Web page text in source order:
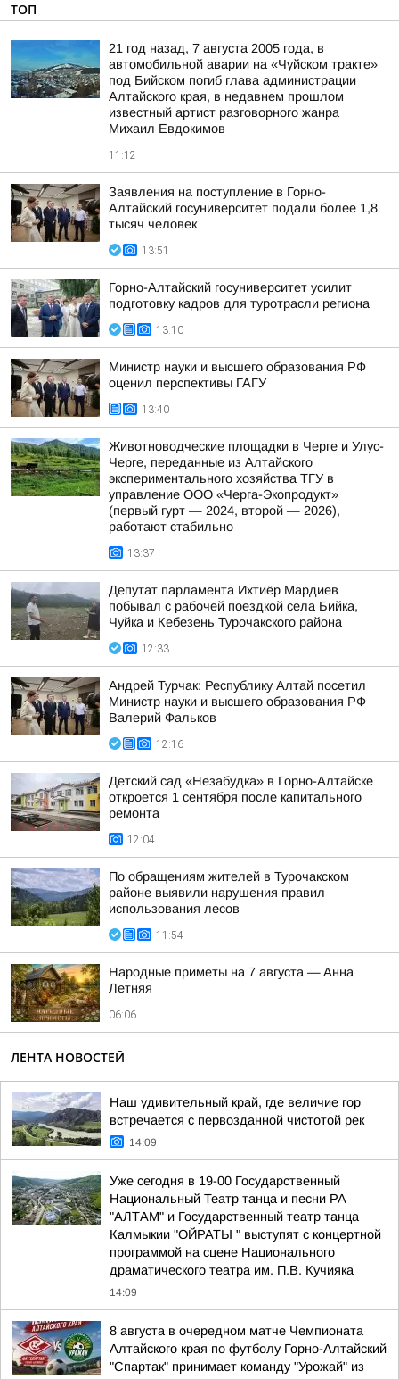
ТОП
21 год назад, 7 августа 2005 года, в
автомобильной аварии на «Чуйском тракте»
под Бийском погиб глава администрации
Алтайского края, в недавнем прошлом
известный артист разговорного жанра
Михаил Евдокимов
11:12
Заявления на поступление в Горно-
Алтайский госуниверситет подали более 1,8
тысяч человек
13:51
Горно-Алтайский госуниверситет усилит
подготовку кадров для туротрасли региона
13:10
Министр науки и высшего образования РФ
оценил перспективы ГАГУ
13:40
Животноводческие площадки в Черге и Улус-
Черге, переданные из Алтайского
экспериментального хозяйства ТГУ в
управление ООО «Черга-Экопродукт»
(первый гурт — 2024, второй — 2026),
работают стабильно
13:37
Депутат парламента Ихтиёр Мардиев
побывал с рабочей поездкой села Бийка,
Чуйка и Кебезень Турочакского района
12:33
Андрей Турчак: Республику Алтай посетил
Министр науки и высшего образования РФ
Валерий Фальков
12:16
Детский сад «Незабудка» в Горно-Алтайске
откроется 1 сентября после капитального
ремонта
12:04
По обращениям жителей в Турочакском
районе выявили нарушения правил
использования лесов
11:54
Hapoдныe пpимeты нa 7 aвгуcтa — Aннa
Лeтняя
06:06
ЛЕНТА НОВОСТЕЙ
Наш удивительный край, где величие гор
встречается с первозданной чистотой рек
14:09
Уже сегодня в 19-00 Государственный
Национальный Театр танца и песни РА
"АЛТАМ" и Государственный театр танца
Калмыкии "ОЙРАТЫ " выступят с концертной
программой на сцене Национального
драматического театра им. П.В. Кучияка
14:09
8 августа в очередном матче Чемпионата
Алтайского края по футболу Горно-Алтайский
"Спартак" принимает команду "Урожай" из